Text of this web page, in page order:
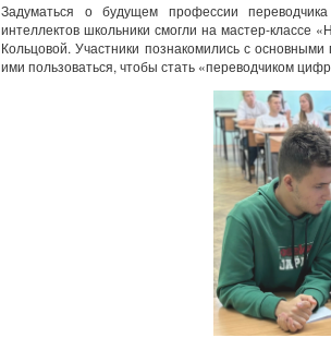
Задуматься о будущем профессии переводчика
интеллектов школьники смогли на мастер-классе
Кольцовой. Участники познакомились с
ими пользоваться, чтобы стать «переводчиком